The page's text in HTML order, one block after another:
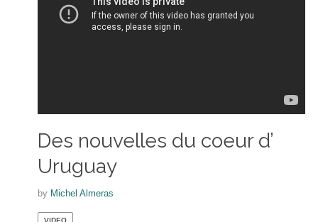
Des nouvelles du coeur d’
Uruguay
by Michel Almeras
VIDEO